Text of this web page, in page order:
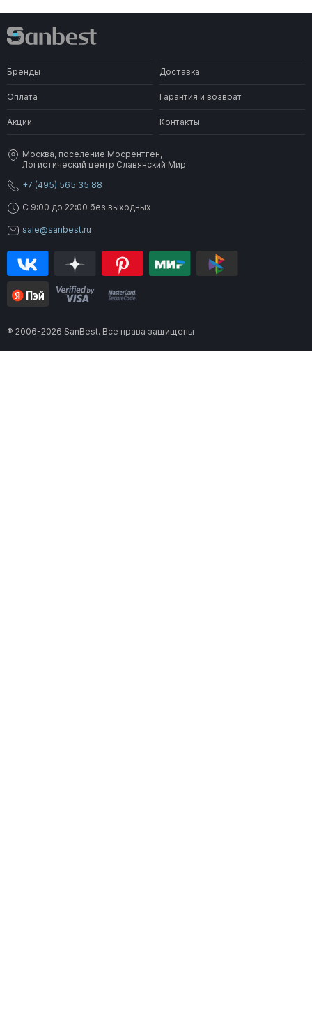
Бренды Доставка
Оплата Гарантия и возврат
Акции Контакты
Москва, поселение Мосрентген,
Логистический центр Славянский Мир
+7 (495) 565 35 88
C 9:00 до 22:00 без выходных
sale@sanbest.ru
® 2006-2026 SanBest. Все права защищены